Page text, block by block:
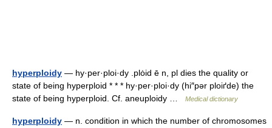
hyperploidy — hy·per·ploi·dy .plȯid ē n, pl dies the quality or
state of being hyperploid * * * hy·per·ploi·dy (hi″pər ploiґde) the
state of being hyperploid. Cf. aneuploidy …
Medical dictionary
hyperploidy — n. condition in which the number of chromosomes